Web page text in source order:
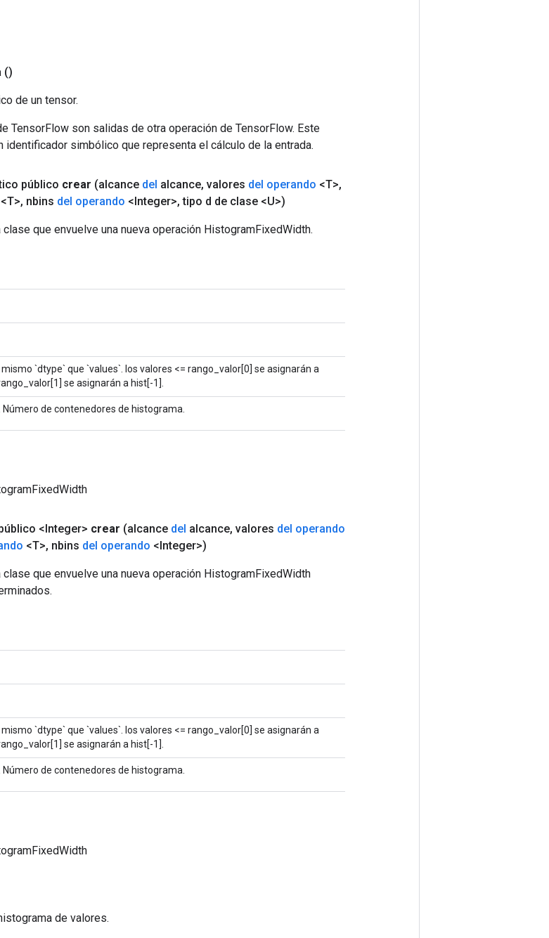
()
de un tensor.
TensorFlow son salidas de otra operación de TensorFlow. Este
identificador simbólico que representa el cálculo de la entrada.
público crear (alcance del alcance, valores del operando <T>,
<T>, nbins del operando <Integer>, tipo d de clase <U>)
que envuelve una nueva operación HistogramFixedWidth.
`dtype` que `values`. los valores <= rango_valor[0] se asignarán a
se asignarán a hist[-1].
Número de contenedores de histograma.
<Integer> crear (alcance del alcance, valores del operando
<T>, nbins del operando <Integer>)
que envuelve una nueva operación HistogramFixedWidth
`dtype` que `values`. los valores <= rango_valor[0] se asignarán a
se asignarán a hist[-1].
Número de contenedores de histograma.
de valores.